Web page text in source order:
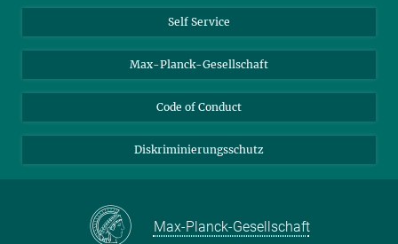
Nachhaltige und Bio-inspirierte Materialien
Self Service
Max-Planck-Gesellschaft
Code of Conduct
Diskriminierungsschutz
Max-Planck-Gesellschaft